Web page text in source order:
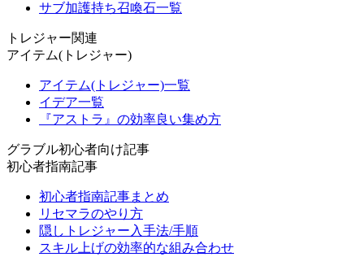
サブ加護持ち召喚石一覧
トレジャー関連
アイテム(トレジャー)
アイテム(トレジャー)一覧
イデア一覧
『アストラ』の効率良い集め方
グラブル初心者向け記事
初心者指南記事
初心者指南記事まとめ
リセマラのやり方
隠しトレジャー入手法/手順
スキル上げの効率的な組み合わせ